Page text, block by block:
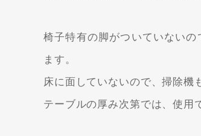
椅子特有の脚がついていない
ます。
床に面していないので、掃除機
テーブルの厚み次第では、使用